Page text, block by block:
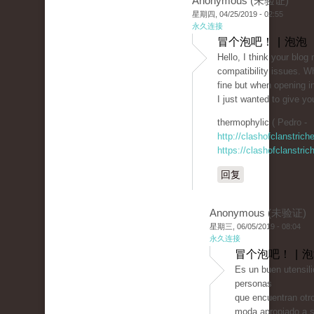
星期四, 04/25/2019 - 02:55
永久连接
冒个泡吧！ | 泡泡
Hello, I think your blog
compatibility issues.
fine but when opening
I just wanted to give
thermophylic ( Pedro -
http://
https://
回复
Anonymous (未验证)
星期三, 06/05/2019 - 08:04
永久连接
冒个泡吧！ |
Es un buen
personas
que encuentran
moda apropiado a